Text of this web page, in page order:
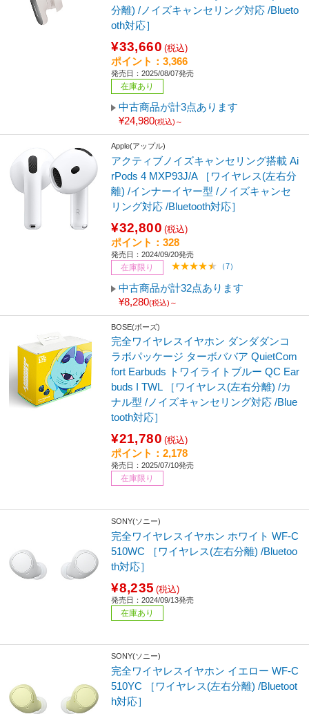
分離) /ノイズキャンセリング対応 /Blueto
oth対応］
¥33,660 (税込)
ポイント：3,366
発売日：2025/08/07発売
在庫あり
中古商品が計3点あります
¥24,980(税込)～
Apple(アップル)
アクティブノイズキャンセリング搭載 Ai
rPods 4 MXP93J/A ［ワイヤレス(左右分
離) /インナーイヤー型 /ノイズキャンセ
リング対応 /Bluetooth対応］
¥32,800 (税込)
ポイント：328
発売日：2024/09/20発売
在庫限り （7）
中古商品が計32点あります
¥8,280(税込)～
BOSE(ボーズ)
完全ワイヤレスイヤホン ダンダダンコ
ラボパッケージ ターボババア QuietCom
fort Earbuds トワイライトブルー QC Ear
buds I TWL ［ワイヤレス(左右分離) /カ
ナル型 /ノイズキャンセリング対応 /Blue
tooth対応］
¥21,780 (税込)
ポイント：2,178
発売日：2025/07/10発売
在庫限り
SONY(ソニー)
完全ワイヤレスイヤホン ホワイト WF-C
510WC ［ワイヤレス(左右分離) /Bluetoo
th対応］
¥8,235 (税込)
発売日：2024/09/13発売
在庫あり
SONY(ソニー)
完全ワイヤレスイヤホン イエロー WF-C
510YC ［ワイヤレス(左右分離) /Bluetoot
h対応］